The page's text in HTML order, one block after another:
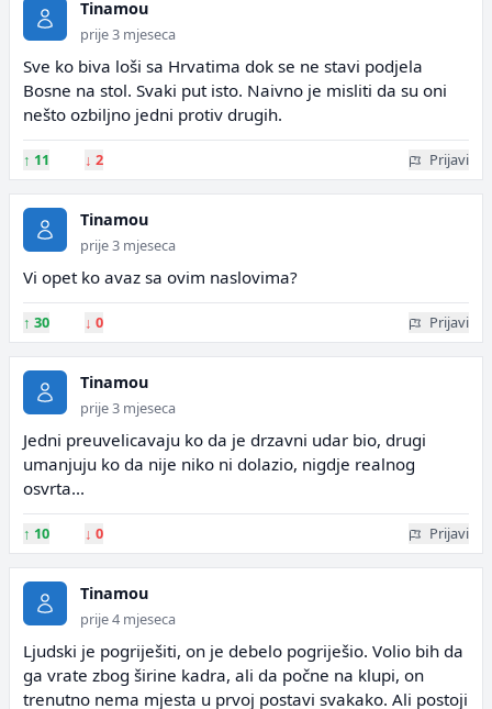
Tinamou
prije 3 mjeseca
Sve ko biva loši sa Hrvatima dok se ne stavi podjela
Bosne na stol. Svaki put isto. Naivno je misliti da su oni
nešto ozbiljno jedni protiv drugih.
↑ 11 ↓ 2 Prijavi
Tinamou
prije 3 mjeseca
Vi opet ko avaz sa ovim naslovima?
↑ 30 ↓ 0 Prijavi
Tinamou
prije 3 mjeseca
Jedni preuvelicavaju ko da je drzavni udar bio, drugi
umanjuju ko da nije niko ni dolazio, nigdje realnog
osvrta...
↑ 10 ↓ 0 Prijavi
Tinamou
prije 4 mjeseca
Ljudski je pogriješiti, on je debelo pogriješio. Volio bih da
ga vrate zbog širine kadra, ali da počne na klupi, on
trenutno nema mjesta u prvoj postavi svakako. Ali postoji